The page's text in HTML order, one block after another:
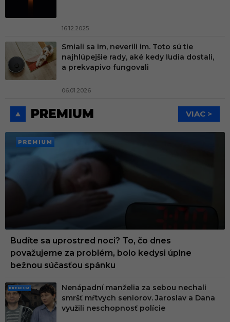
16.12.2025
Smiali sa im, neverili im. Toto sú tie
najhlúpejšie rady, aké kedy ľudia dostali,
a prekvapivo fungovali
06.01.2026
PREMIUM VIAC >
PREMI
Budíte sa uprostred noci? To, čo dnes
považujeme za problém, bolo kedysi úplne
bežnou súčasťou spánku
PRE
MIU
M
Nenápadní manželia za sebou nechali
smršť mŕtvych seniorov. Jaroslav a Dana
využili neschopnosť polície